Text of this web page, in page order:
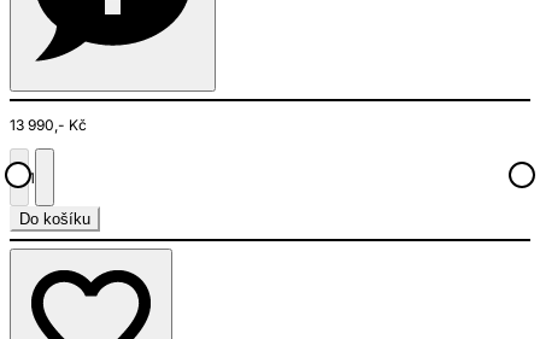
13 990,- Kč
1
Do košíku